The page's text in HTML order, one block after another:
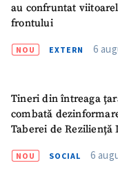
au confruntat
frontului
NOU EXTERN 6
Tineri din întreaga
combată
Taberei de
NOU SOCIAL 6